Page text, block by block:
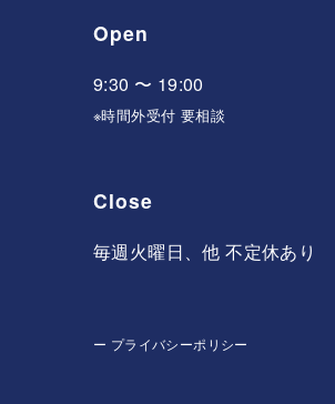
Open
9:30 〜 19:00
※時間外受付 要相談
Close
毎週火曜日、他 不定休あり
ー プライバシーポリシー